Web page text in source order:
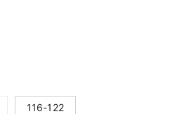
116-122